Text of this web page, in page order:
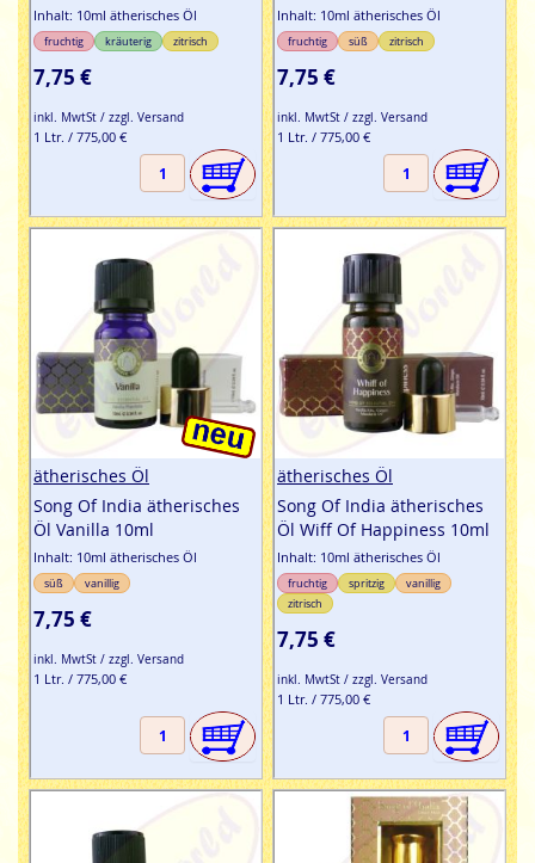
Inhalt: 10ml ätherisches Öl
fruchtig kräuterig zitrisch
7,75 €
inkl. MwtSt / zzgl. Versand
1 Ltr. / 775,00 €
Inhalt: 10ml ätherisches Öl
fruchtig süß zitrisch
7,75 €
inkl. MwtSt / zzgl. Versand
1 Ltr. / 775,00 €
ätherisches Öl
Song Of India ätherisches
Öl Vanilla 10ml
Inhalt: 10ml ätherisches Öl
süß vanillig
7,75 €
inkl. MwtSt / zzgl. Versand
1 Ltr. / 775,00 €
ätherisches Öl
Song Of India ätherisches
Öl Wiff Of Happiness 10ml
Inhalt: 10ml ätherisches Öl
fruchtig spritzig
vanillig
zitrisch
7,75 €
inkl. MwtSt / zzgl. Versand
1 Ltr. / 775,00 €